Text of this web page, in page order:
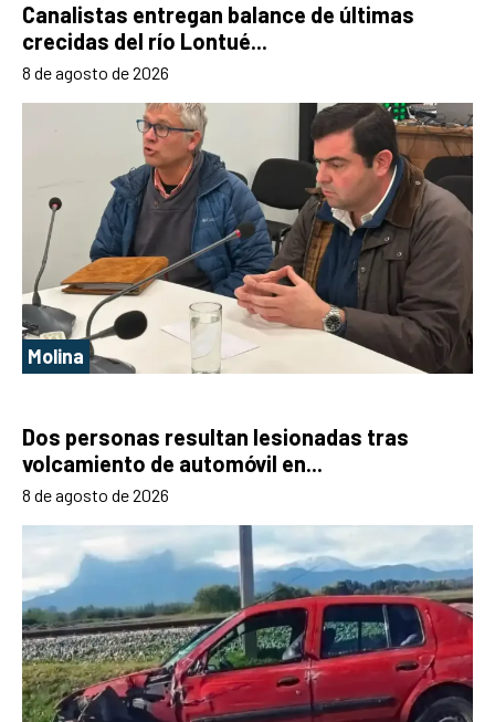
Canalistas entregan balance de últimas
crecidas del río Lontué...
8 de agosto de 2026
Molina
Dos personas resultan lesionadas tras
volcamiento de automóvil en...
8 de agosto de 2026